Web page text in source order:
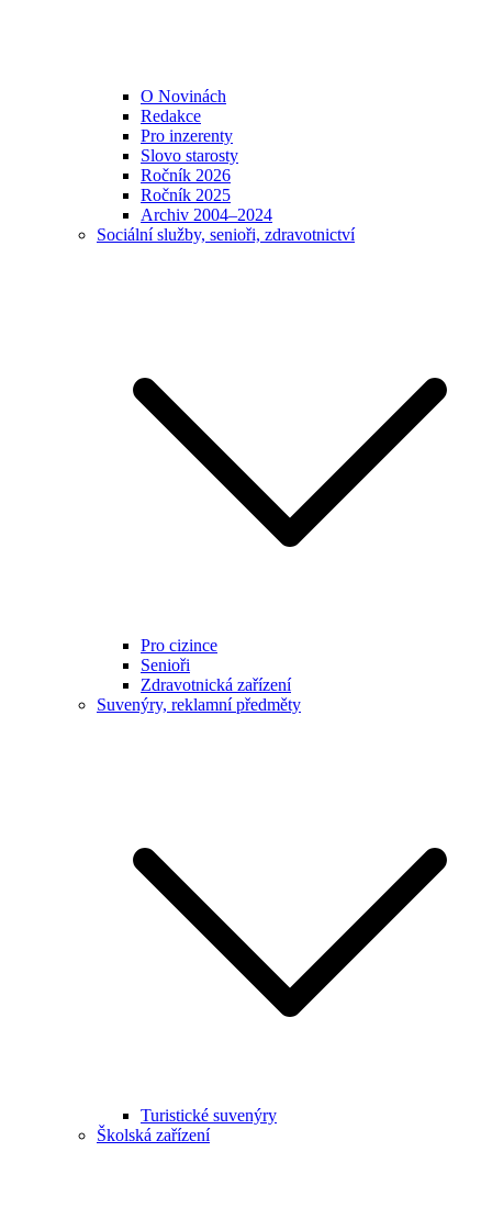
O Novinách
Redakce
Pro inzerenty
Slovo starosty
Ročník 2026
Ročník 2025
Archiv 2004–2024
Sociální služby, senioři, zdravotnictví
Pro cizince
Senioři
Zdravotnická zařízení
Suvenýry, reklamní předměty
Turistické suvenýry
Školská zařízení